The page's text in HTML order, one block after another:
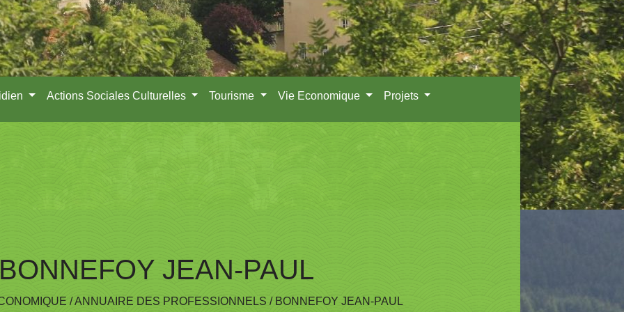
Actions Sociales Culturelles Tourisme Vie Economique Projets
BONNEFOY JEAN-PAUL
/ANNUAIRE DES PROFESSIONNELS / BONNEFOY JEAN-PAUL